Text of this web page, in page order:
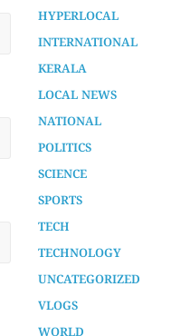
HYPERLOCAL
INTERNATIONAL
KERALA
LOCAL NEWS
NATIONAL
POLITICS
SCIENCE
SPORTS
TECH
TECHNOLOGY
UNCATEGORIZED
VLOGS